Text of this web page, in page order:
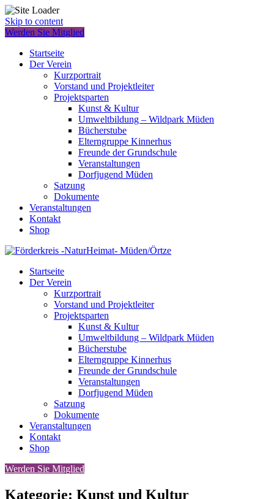
Skip to content
Werden Sie Mitglied
Startseite
Der Verein
Kurzportrait
Vorstand und Projektleiter
Projektsparten
Kunst & Kultur
Umweltbildung – Wildpark Müden
Bücherstube
Elterngruppe Kinnerhus
Freunde der Grundschule
Veranstaltungen
Dorfjugend Müden
Satzung
Dokumente
Veranstaltungen
Kontakt
Shop
Startseite
Der Verein
Kurzportrait
Vorstand und Projektleiter
Projektsparten
Kunst & Kultur
Umweltbildung – Wildpark Müden
Bücherstube
Elterngruppe Kinnerhus
Freunde der Grundschule
Veranstaltungen
Dorfjugend Müden
Satzung
Dokumente
Veranstaltungen
Kontakt
Shop
Werden Sie Mitglied
Kategorie: Kunst und Kultur